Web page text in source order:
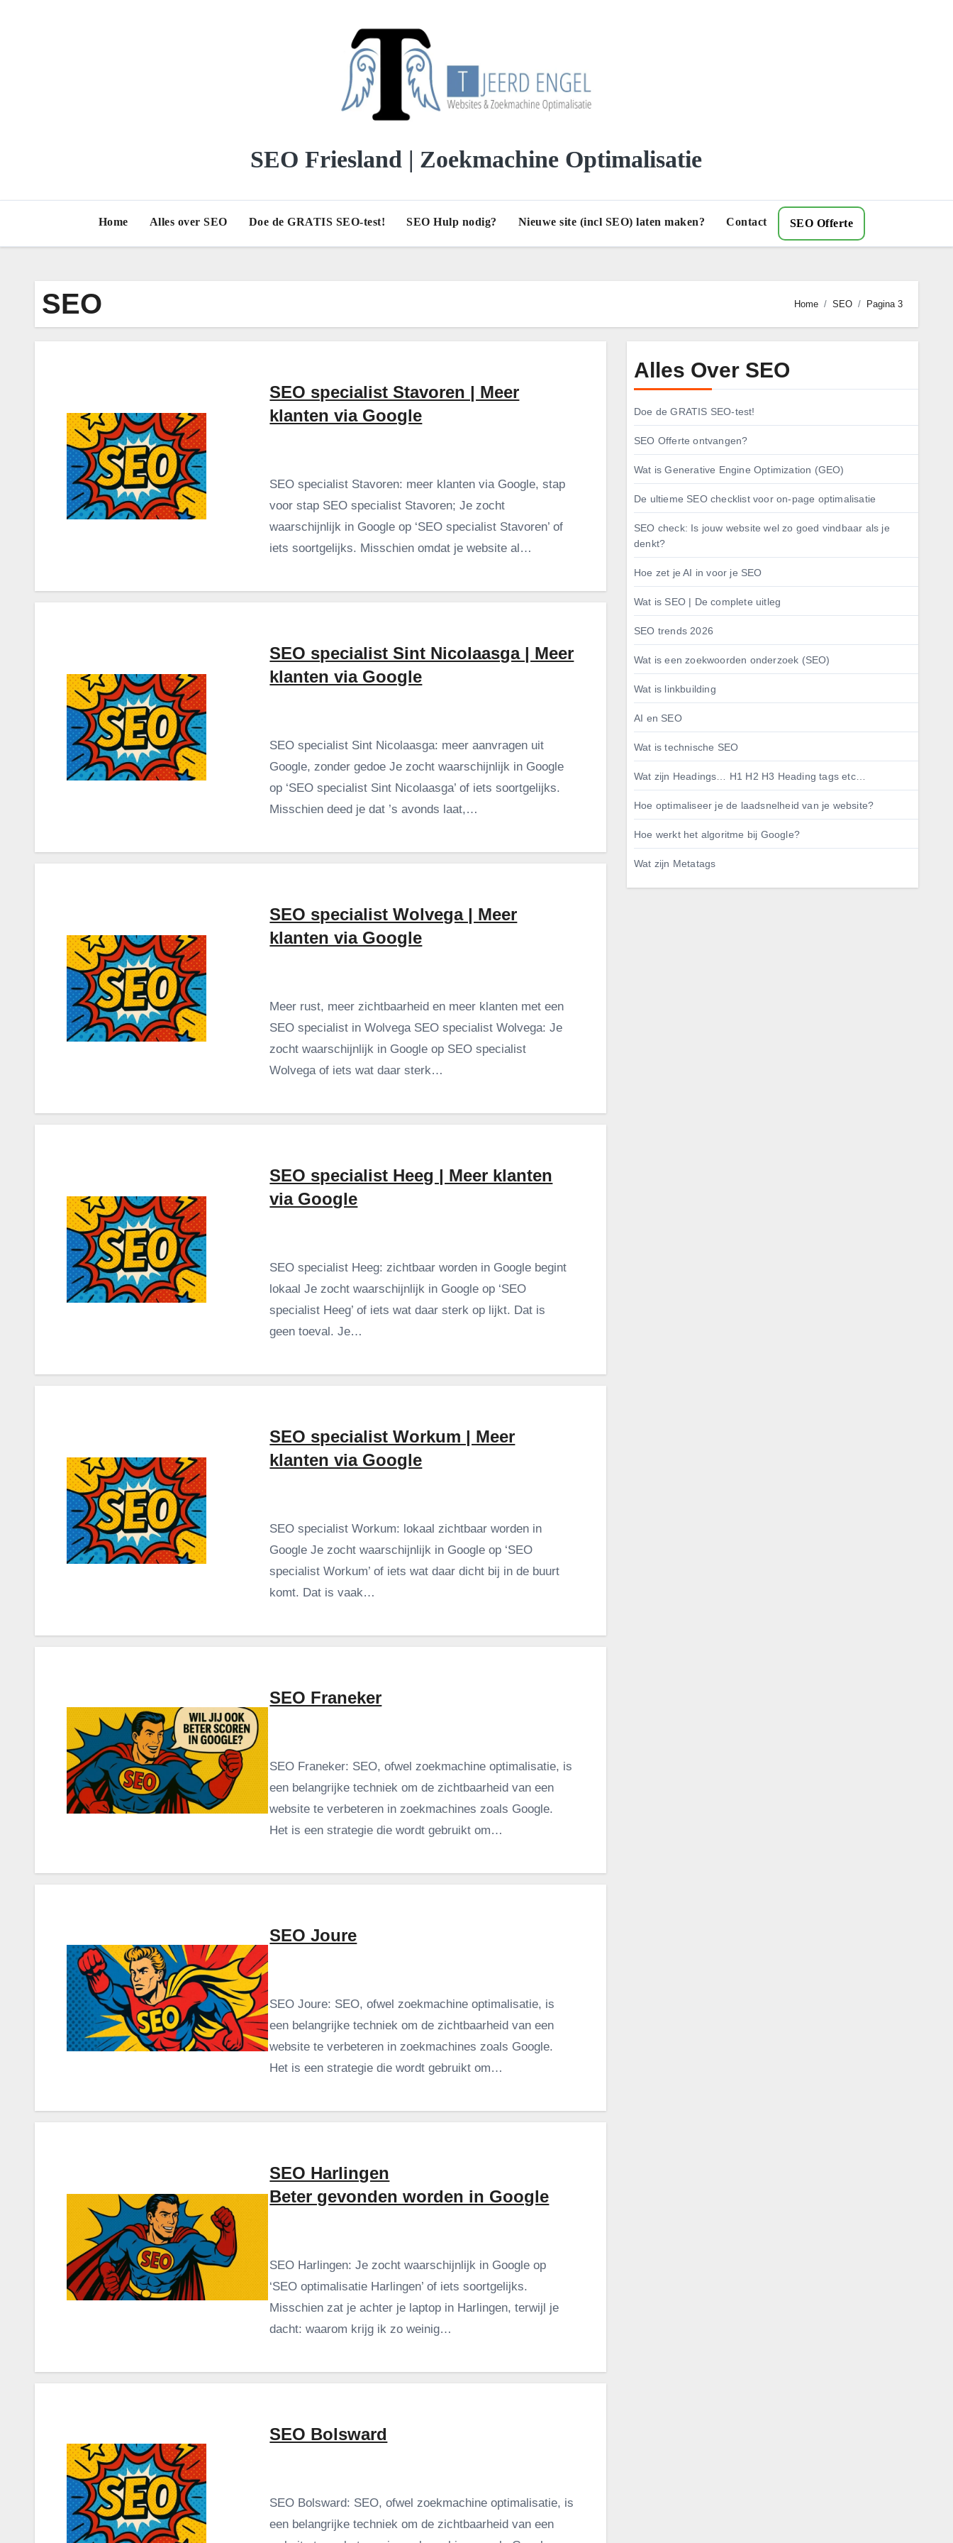
SEO Friesland | Zoekmachine Optimalisatie
Home Alles over SEO Doe de GRATIS SEO-test! SEO Hulp nodig? Nieuwe site (incl SEO) laten maken? Contact SEO Offerte
SEO Home SEO Pagina 3
SEO specialist Stavoren | Meer
klanten via Google
SEO specialist Stavoren: meer klanten via Google, stap
voor stap SEO specialist Stavoren; Je zocht
waarschijnlijk in Google op ‘SEO specialist Stavoren’ of
iets soortgelijks. Misschien omdat je website al…
SEO specialist Sint Nicolaasga | Meer
klanten via Google
SEO specialist Sint Nicolaasga: meer aanvragen uit
Google, zonder gedoe Je zocht waarschijnlijk in Google
op ‘SEO specialist Sint Nicolaasga’ of iets soortgelijks.
Misschien deed je dat ’s avonds laat,…
SEO specialist Wolvega | Meer
klanten via Google
Meer rust, meer zichtbaarheid en meer klanten met een
SEO specialist in Wolvega SEO specialist Wolvega: Je
zocht waarschijnlijk in Google op SEO specialist
Wolvega of iets wat daar sterk…
SEO specialist Heeg | Meer klanten
via Google
SEO specialist Heeg: zichtbaar worden in Google begint
lokaal Je zocht waarschijnlijk in Google op ‘SEO
specialist Heeg’ of iets wat daar sterk op lijkt. Dat is
geen toeval. Je…
SEO specialist Workum | Meer
klanten via Google
SEO specialist Workum: lokaal zichtbaar worden in
Google Je zocht waarschijnlijk in Google op ‘SEO
specialist Workum’ of iets wat daar dicht bij in de buurt
komt. Dat is vaak…
SEO Franeker
SEO Franeker: SEO, ofwel zoekmachine optimalisatie, is
een belangrijke techniek om de zichtbaarheid van een
website te verbeteren in zoekmachines zoals Google.
Het is een strategie die wordt gebruikt om…
SEO Joure
SEO Joure: SEO, ofwel zoekmachine optimalisatie, is
een belangrijke techniek om de zichtbaarheid van een
website te verbeteren in zoekmachines zoals Google.
Het is een strategie die wordt gebruikt om…
SEO Harlingen
Beter gevonden worden in Google
SEO Harlingen: Je zocht waarschijnlijk in Google op
‘SEO optimalisatie Harlingen’ of iets soortgelijks.
Misschien zat je achter je laptop in Harlingen, terwijl je
dacht: waarom krijg ik zo weinig…
SEO Bolsward
SEO Bolsward: SEO, ofwel zoekmachine optimalisatie, is
een belangrijke techniek om de zichtbaarheid van een
Alles Over SEO
Doe de GRATIS SEO-test!
SEO Offerte ontvangen?
Wat is Generative Engine Optimization (GEO)
De ultieme SEO checklist voor on-page optimalisatie
SEO check: Is jouw website wel zo goed vindbaar als je
denkt?
Hoe zet je AI in voor je SEO
Wat is SEO | De complete uitleg
SEO trends 2026
Wat is een zoekwoorden onderzoek (SEO)
Wat is linkbuilding
AI en SEO
Wat is technische SEO
Wat zijn Headings… H1 H2 H3 Heading tags etc…
Hoe optimaliseer je de laadsnelheid van je website?
Hoe werkt het algoritme bij Google?
Wat zijn Metatags